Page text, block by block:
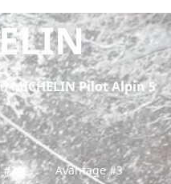
MICHELIN Pilot Alpin 5
#2 Avantage #3